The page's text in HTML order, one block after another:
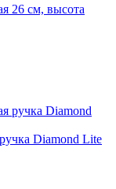
26 см, высота
Diamond Lite